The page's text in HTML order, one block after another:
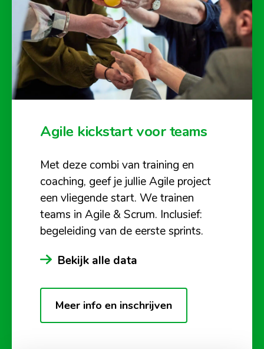
Agile kickstart voor teams
Met deze combi van training en
coaching, geef je jullie Agile project
een vliegende start. We trainen
teams in Agile & Scrum. Inclusief:
begeleiding van de eerste sprints.
Bekijk alle data
Meer info en inschrijven